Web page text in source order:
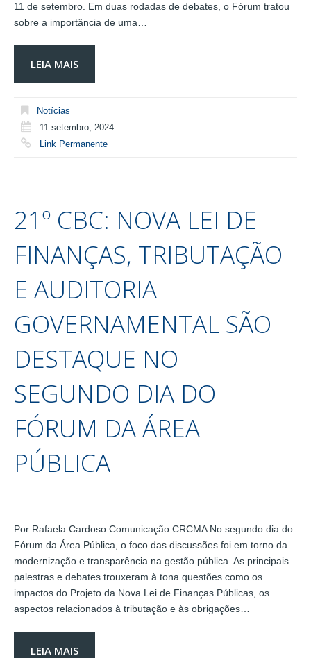
11 de setembro. Em duas rodadas de debates, o Fórum tratou
sobre a importância de uma…
LEIA MAIS
Notícias
11 setembro, 2024
Link Permanente
21º CBC: NOVA LEI DE
FINANÇAS, TRIBUTAÇÃO
E AUDITORIA
GOVERNAMENTAL SÃO
DESTAQUE NO
SEGUNDO DIA DO
FÓRUM DA ÁREA
PÚBLICA
Por Rafaela Cardoso Comunicação CRCMA No segundo dia do
Fórum da Área Pública, o foco das discussões foi em torno da
modernização e transparência na gestão pública. As principais
palestras e debates trouxeram à tona questões como os
impactos do Projeto da Nova Lei de Finanças Públicas, os
aspectos relacionados à tributação e às obrigações…
LEIA MAIS